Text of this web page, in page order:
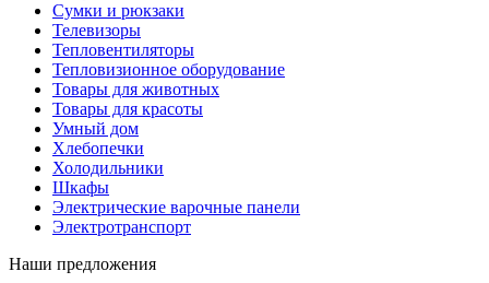
Сумки и рюкзаки
Телевизоры
Тепловентиляторы
Тепловизионное оборудование
Товары для животных
Товары для красоты
Умный дом
Хлебопечки
Холодильники
Шкафы
Электрические варочные панели
Электротранспорт
Наши предложения